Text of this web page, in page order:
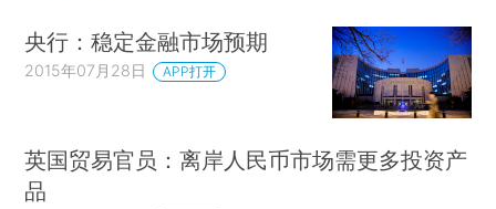
央行：稳定金融市场预期
2015年07月28日 APP打开
英国贸易官员：离岸人民币市场需更多投资产
品